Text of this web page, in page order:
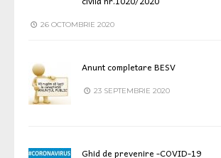
26 OCTOMBRIE 2020
Anunt completare BESV
23 SEPTEMBRIE 2020
Ghid de prevenire -COVID-19